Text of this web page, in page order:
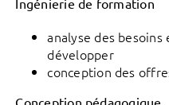
Ingénierie de formation
analyse des
développer
conception des